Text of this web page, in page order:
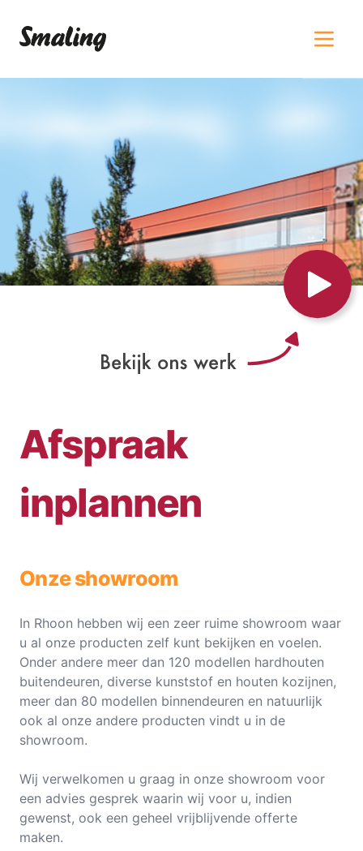
Afspraak
inplannen
Onze showroom
In Rhoon hebben wij een zeer ruime showroom waar
u al onze producten zelf kunt bekijken en voelen.
Onder andere meer dan 120 modellen hardhouten
buitendeuren, diverse kunststof en houten kozijnen,
meer dan 80 modellen binnendeuren en natuurlijk
ook al onze andere producten vindt u in de
showroom.
Wij verwelkomen u graag in onze showroom voor
een advies gesprek waarin wij voor u, indien
gewenst, ook een geheel vrijblijvende offerte
maken.